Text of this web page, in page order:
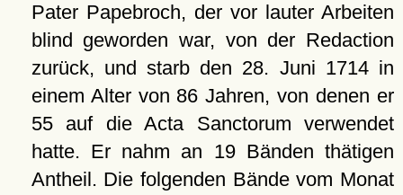
Pater Papebroch, der vor lauter Arbeiten
blind geworden war, von der Redaction
zurück, und starb den 28. Juni 1714 in
einem Alter von 86 Jahren, von denen er
55 auf die Acta Sanctorum verwendet
hatte. Er nahm an 19 Bänden thätigen
Antheil. Die folgenden Bände vom Monat